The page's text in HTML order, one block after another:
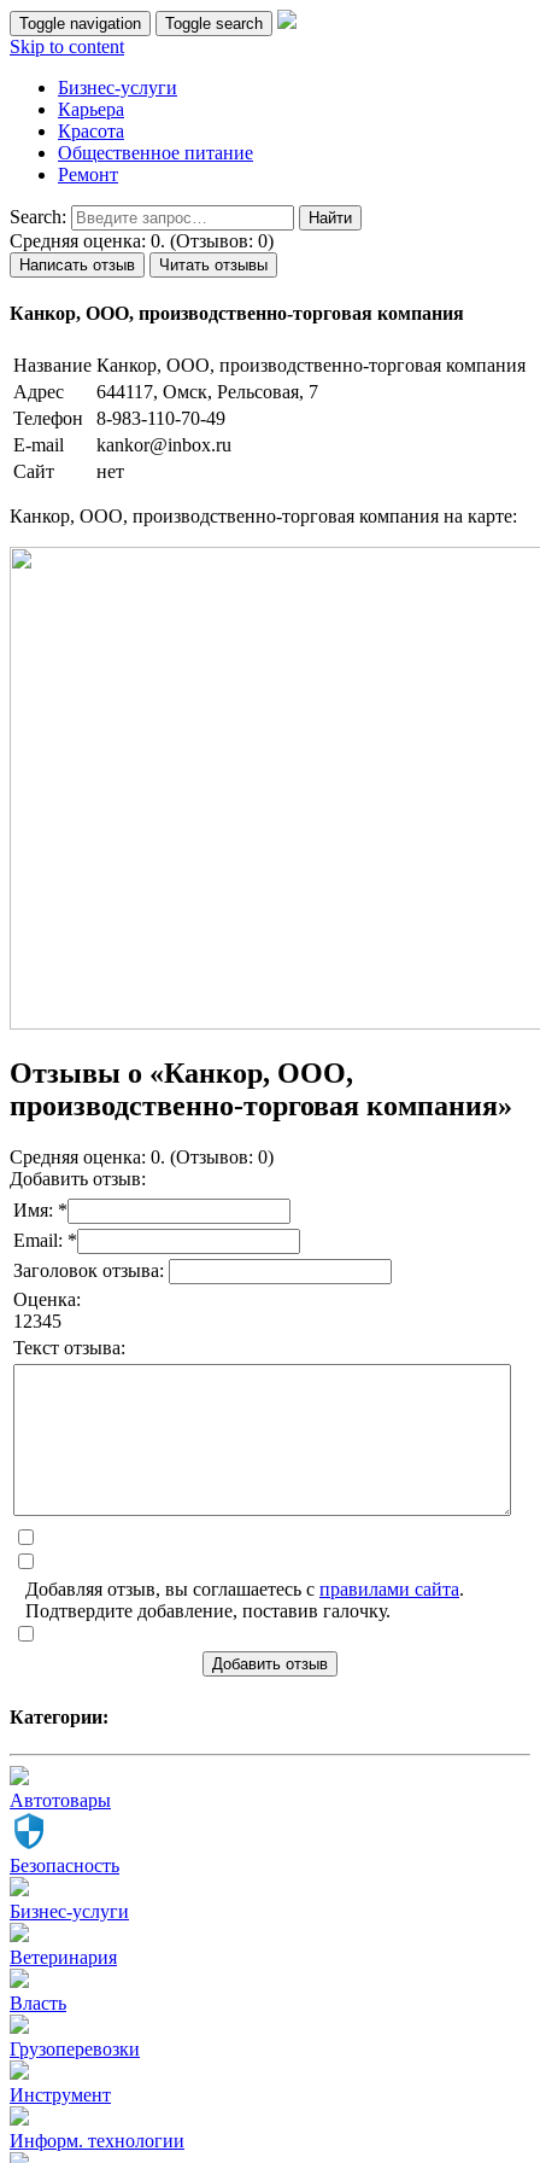
Toggle navigation Toggle search
Skip to content
Бизнес-услуги
Карьера
Красота
Общественное питание
Ремонт
Search:
Средняя оценка: 0. (Отзывов: 0)
Написать отзыв Читать отзывы
Канкор, ООО, производственно-торговая компания
Название Канкор, ООО, производственно-торговая компания
Адрес
644117, Омск, Рельсовая, 7
Телефон
8-983-110-70-49
E-mail
kankor@inbox.ru
Сайт
нет
Канкор, ООО, производственно-торговая компания на карте:
Отзывы о «Канкор, ООО,
производственно-торговая компания»
Средняя оценка: 0. (Отзывов: 0)
Добавить отзыв:
Имя: *
Email: *
Заголовок отзыва:
Оценка:
1 2345
Текст отзыва:
Добавляя отзыв, вы соглашаетесь с правилами сайта.
Подтвердите добавление, поставив галочку.
Добавить отзыв
Категории:
Автотовары
Безопасность
Бизнес-услуги
Ветеринария
Власть
Грузоперевозки
Инструмент
Информ. технологии